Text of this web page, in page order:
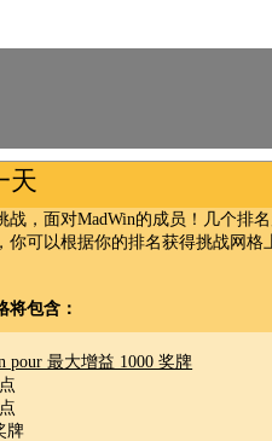
天
战，面对MadWin的成员！几个排
你可以根据你的排名获得挑战网
将包含：
pour 最大增益 1000 奖牌
牌